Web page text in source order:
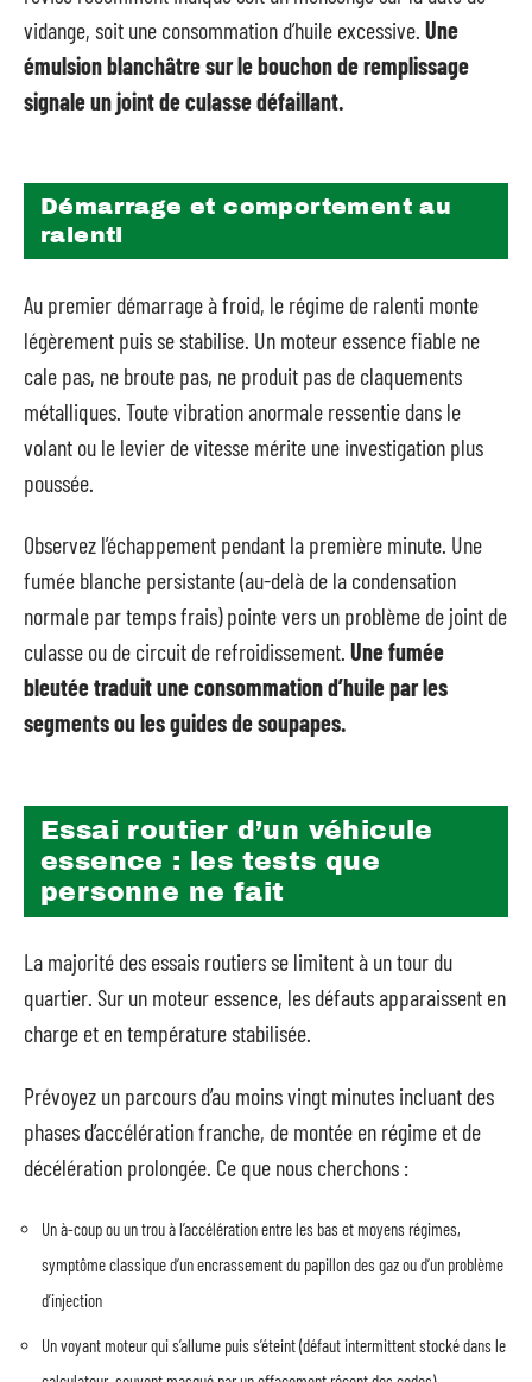
vidange, soit une consommation d’huile excessive. Une
émulsion blanchâtre sur le bouchon de remplissage
signale un joint de culasse défaillant.
Démarrage et comportement au
ralenti
Au premier démarrage à froid, le régime de ralenti monte
légèrement puis se stabilise. Un moteur essence fiable ne
cale pas, ne broute pas, ne produit pas de claquements
métalliques. Toute vibration anormale ressentie dans le
volant ou le levier de vitesse mérite une investigation plus
poussée.
Observez l’échappement pendant la première minute. Une
fumée blanche persistante (au-delà de la condensation
normale par temps frais) pointe vers un problème de joint de
culasse ou de circuit de refroidissement. Une fumée
bleutée traduit une consommation d’huile par les
segments ou les guides de soupapes.
Essai routier d’un véhicule
essence : les tests que
personne ne fait
La majorité des essais routiers se limitent à un tour du
quartier. Sur un moteur essence, les défauts apparaissent en
charge et en température stabilisée.
Prévoyez un parcours d’au moins vingt minutes incluant des
phases d’accélération franche, de montée en régime et de
décélération prolongée. Ce que nous cherchons :
Un à-coup ou un trou à l’accélération entre les bas et moyens régimes,
symptôme classique d’un encrassement du papillon des gaz ou d’un problème
d’injection
Un voyant moteur qui s’allume puis s’éteint (défaut intermittent stocké dans le